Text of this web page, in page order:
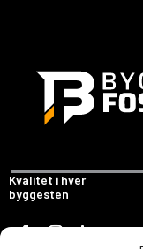
Kvalitet i hver
byggesten